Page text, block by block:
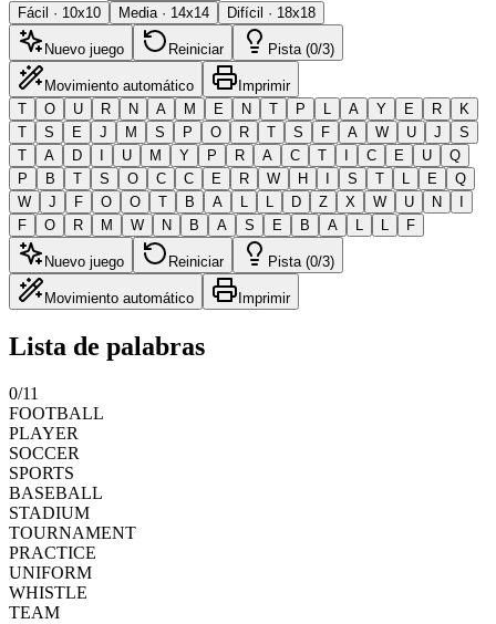
Fácil · 10x10 Media · 14x14 Difícil · 18x18
Nuevo juego Reiniciar Pista (0/3)
Movimiento automático
Imprimir
T
O U R N A M E N T P L A Y E R
K
T
S E J M S P O R T S F A W U J
S
T
A D I U M Y P R A C T I C E U
Q
P
B T S O C C E R W H I S T L E
Q
W
J F O O T B A L L D Z X W U N
I
F
O R M W N B A S E B A L L F
Nuevo juego Reiniciar Pista (0/3)
Movimiento automático Imprimir
Lista de palabras
0/11
FOOTBALL
PLAYER
SOCCER
SPORTS
BASEBALL
STADIUM
TOURNAMENT
PRACTICE
UNIFORM
WHISTLE
TEAM